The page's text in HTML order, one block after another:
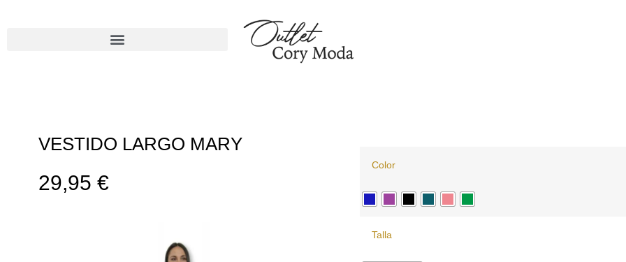
VESTIDO LARGO MARY
29,95 €
Color
Talla